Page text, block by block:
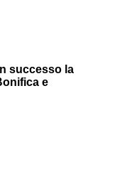
successo la
e